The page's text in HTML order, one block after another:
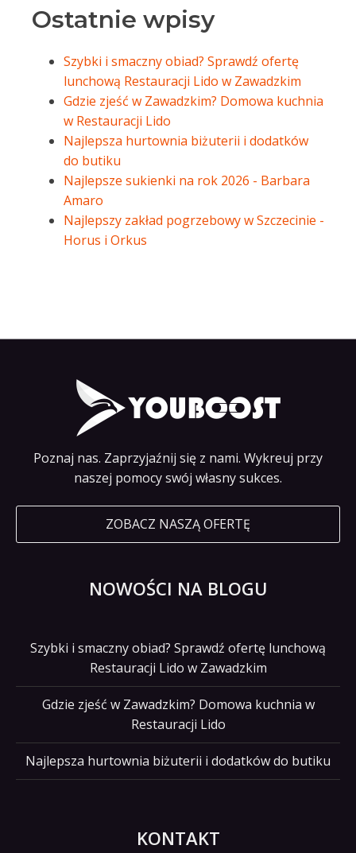
Ostatnie wpisy
Szybki i smaczny obiad? Sprawdź ofertę
lunchową Restauracji Lido w Zawadzkim
Gdzie zjeść w Zawadzkim? Domowa kuchnia
w Restauracji Lido
Najlepsza hurtownia biżuterii i dodatków
do butiku
Najlepsze sukienki na rok 2026 - Barbara
Amaro
Najlepszy zakład pogrzebowy w Szczecinie -
Horus i Orkus
Poznaj nas. Zaprzyjaźnij się z nami. Wykreuj przy
naszej pomocy swój własny sukces.
ZOBACZ NASZĄ OFERTĘ
NOWOŚCI NA BLOGU
Szybki i smaczny obiad? Sprawdź ofertę lunchową
Restauracji Lido w Zawadzkim
Gdzie zjeść w Zawadzkim? Domowa kuchnia w
Restauracji Lido
Najlepsza hurtownia biżuterii i dodatków do butiku
KONTAKT